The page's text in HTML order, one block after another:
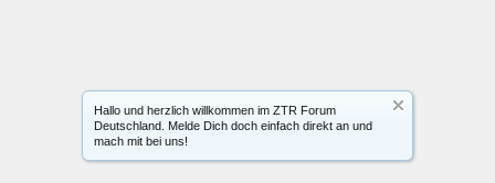
Hallo und herzlich willkommen im ZTR Forum
Deutschland. Melde Dich doch einfach direkt an und
mach mit bei uns!